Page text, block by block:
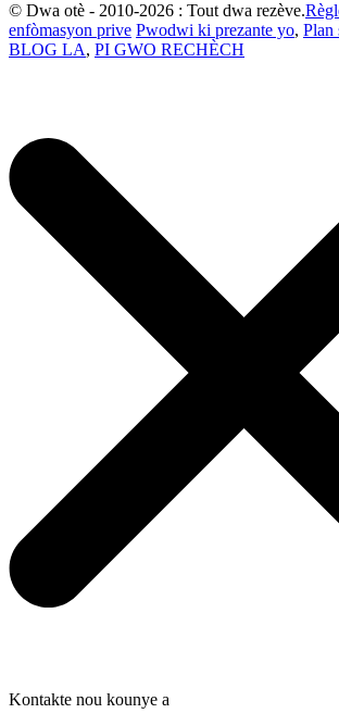
© Dwa otè - 2010-2026 : Tout dwa rezève.
enfòmasyon prive Pwodwi ki prezante yo, Plan
BLOG LA, PI GWO RECHÈCH
Kontakte nou kounye a